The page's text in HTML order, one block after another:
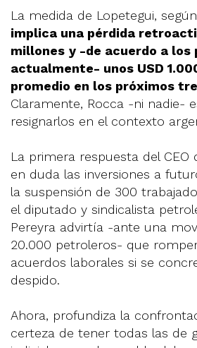
La medida de Lopetegui,
implica una pérdida
millones y -de acuerdo a los
actualmente- unos USD
promedio en los próximos
Claramente, Rocca -ni nadie-
resignarlos en el contexto
La primera respuesta del CEO
en duda las inversiones a
la suspensión de 300
el diputado y sindicalista
Pereyra advirtía -ante una
20.000 petroleros- que
acuerdos laborales si se
despido.
Ahora, profundiza la
certeza de tener todas las de